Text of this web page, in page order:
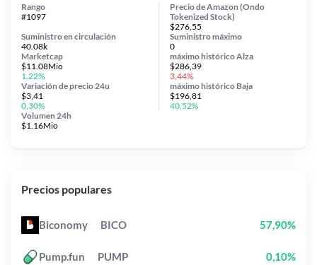
Precio de Amazon (Ondo
Tokenized Stock)
$276,55
Suministro en circulación
40.08k
Variación de precio 24u
$3,41
0,30%
Suministro máximo
0
Marketcap
$11.08Mio
1,22%
Volumen 24h
$1.16Mio
Rango
#1097
máximo históricoAlza
$286,39
3,44%
máximo histórico Baja
$196,81
40,52%
Precios populares
Biconomy BICO 57,90%
Pump.fun PUMP 0,10%